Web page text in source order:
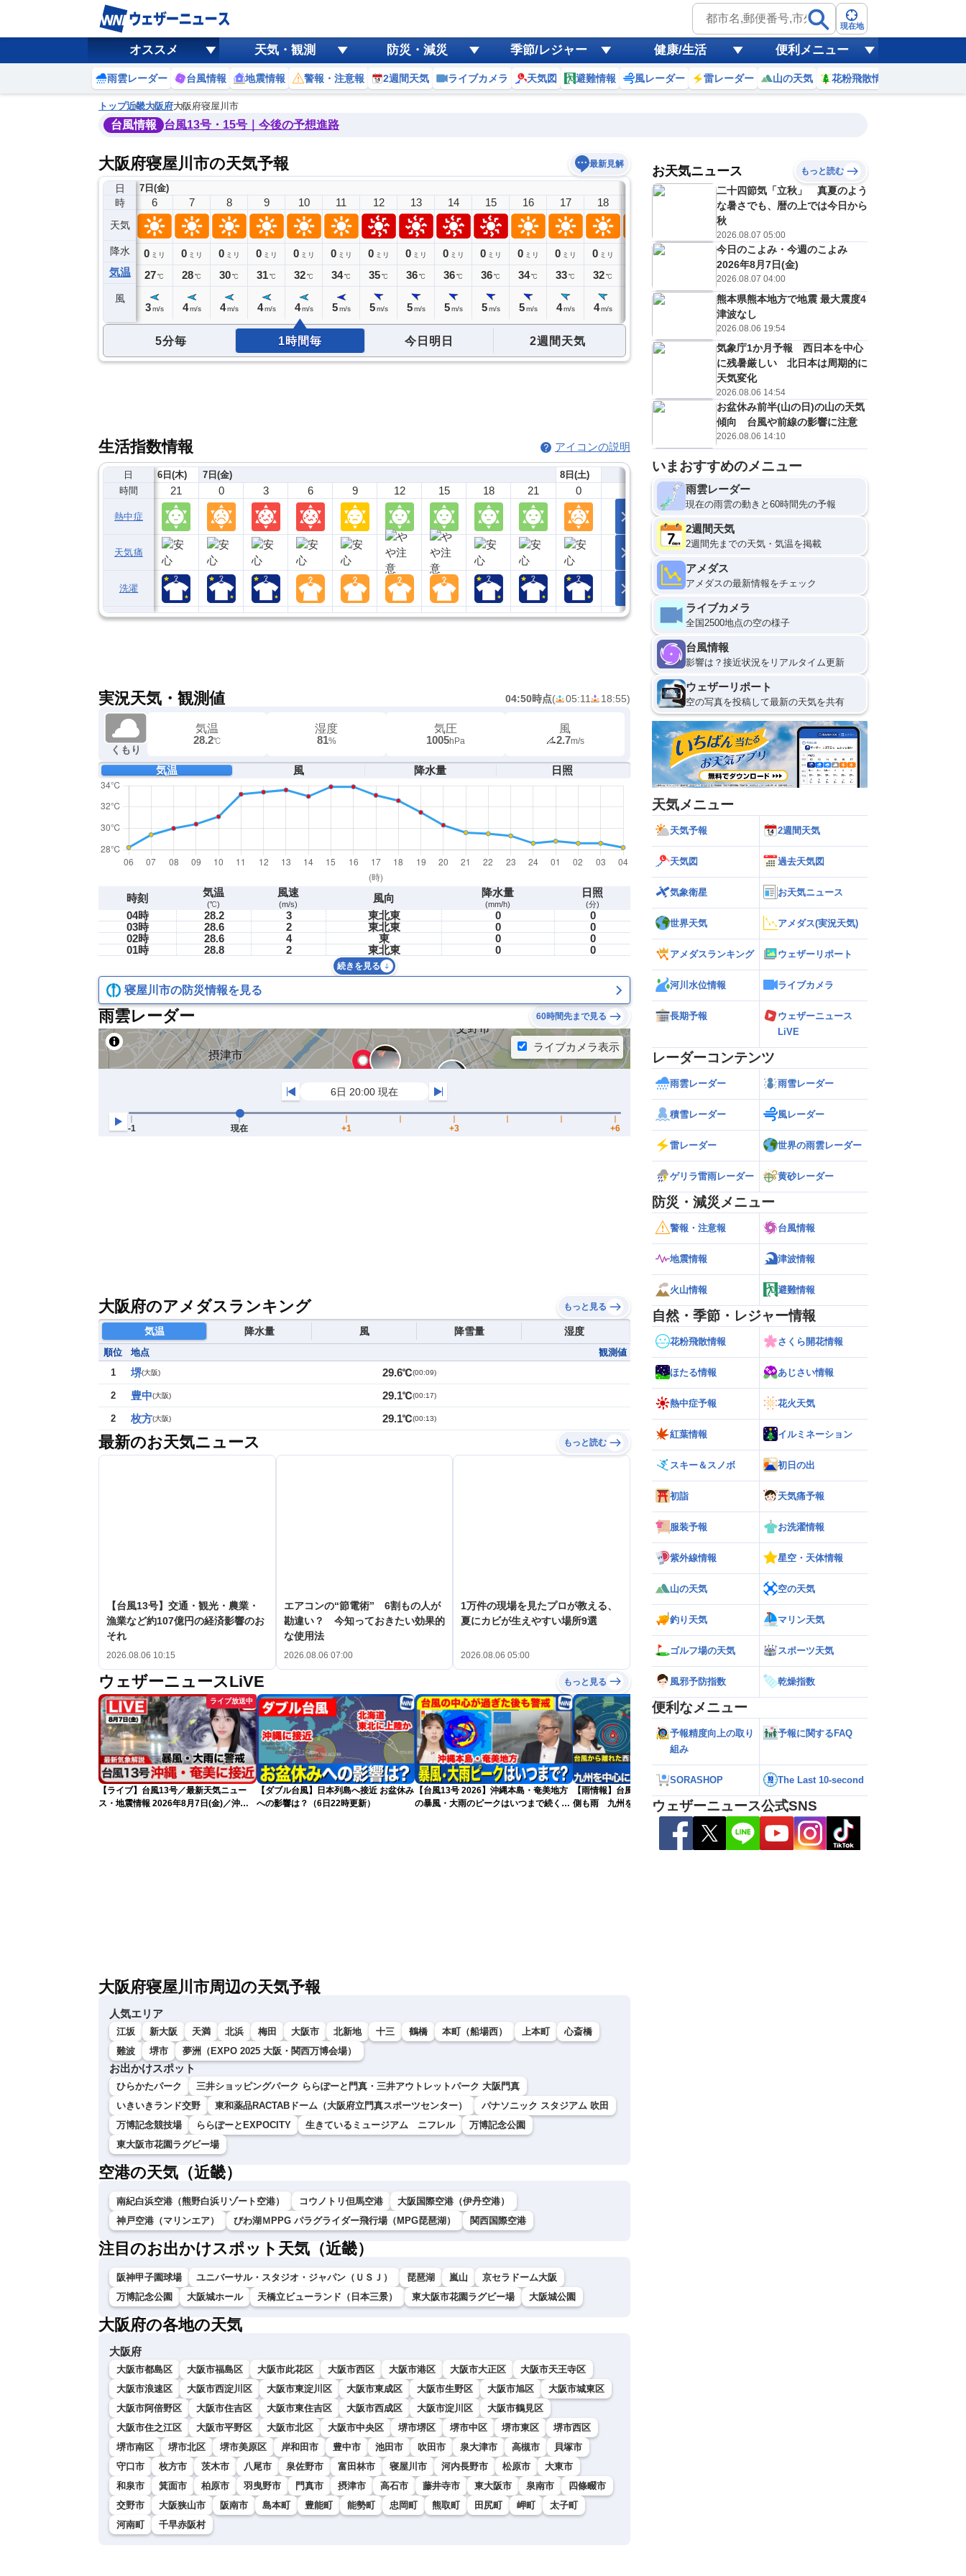
現在地
オススメ 天気・観測 防災・減災 季節/レジャー 健康/生活 便利メニュー
雨雲レーダー 台風情報 地震情報 警報・注意報 2週間天気 ライブカメラ 天気図 避難情報 風レーダー 雷レーダー 山の天気 花粉飛散情報
トップ近畿大阪府大阪府寝屋川市
台風情報 台風13号・15号｜今後の予想進路
大阪府寝屋川市の天気予報 最新見解
日
時
天気
降水
気温
風
7日(金)
5
0ミリ
27℃
6
0 ミリ
27℃
3 m/s
7
0 ミリ
28℃
4 m/s
8
0 ミリ
30℃
4 m/s
9
0 ミリ
31℃
4 m/s
10
0 ミリ
32℃
4 m/s
11
0 ミリ
34℃
5 m/s
12
0 ミリ
35℃
5 m/s
13
0 ミリ
36℃
5 m/s
14
0 ミリ
36℃
5 m/s
15
0 ミリ
36℃
5 m/s
16
0 ミリ
34℃
5 m/s
17
0 ミリ
33℃
4 m/s
18
0 ミリ
32℃
4 m/s
21
ミリ
℃
m/s
22
0 ミリ
29 ℃
3m/s
23
0 ミリ
29
2
8日(土)
0
0ミリ
2
1
2
5分毎 1時間毎 今日明日 2週間天気
生活指数情報 アイコンの説明
日
時間
熱中症
天気痛
洗濯
6日(木)
21
7日(金)
0 3 6 9 12 15 18 21
8日(土)
0
実況天気・観測値 04:50時点( 05:11 18:55)
くもり
気温
28.2℃
湿度
81%
気圧
1005hPa
風
2.7m/s
気温 風 降水量 日照
時刻 気温
(℃)
風速
(m/s) 風向 降水量
(mm/h)
日照
(分)
04時 28.2 3 東北東 0
0
03時
28.6 2 東北東 0
0
02時
28.6 4 東 0
0
01時
28.8 2 東北東 0 0
続きを見る
寝屋川市の防災情報を見る
雨雲レーダー 60時間先まで見る
大阪府のアメダスランキング もっと見る
気温 降水量 風 降雪量 湿度
順位 地点
観測値
1
堺(大阪) 29.6℃(00:09)
2 豊中(大阪) 29.1℃(00:17)
2 枚方(大阪) 29.1℃(00:13)
最新のお天気ニュース もっと読む
【台風13号】交通・観光・農業・
漁業など約107億円の経済影響のお
それ
2026.08.06 10:15
エアコンの“節電術” 6割もの人が
勘違い？ 今知っておきたい効果的
な使用法
2026.08.06 07:00
1万件の現場を見たプロが教える、
夏にカビが生えやすい場所9選
2026.08.06 05:00
ウェザーニュースLiVE もっと見る
ライブ放送中
【ライブ】台風13号／最新天気ニュー
ス・地震情報 2026年8月7日(金)／沖
【ダブル台風】日本列島へ接近 お盆休み
への影響は？（6日22時更新）
【台風13号 2026】沖縄本島・奄美地方
の暴風・大雨のピークはいつまで続く？
【雨情報】台風から離れた西日本太平洋
側も雨 九州を中心に大雨のおそれ
【熊本八代で39℃観測】被災地・熊本へ
台風による雨風の影響は？
大阪府寝屋川市周辺の天気予報
人気エリア
江坂 新大阪 天満 北浜 梅田 大阪市 北新地 十三 鶴橋 本町（船場西） 上本町
心斎橋
難波
堺市 夢洲（EXPO 2025 大阪・関西万博会場）
お出かけスポット
ひらかたパーク
三井ショッピングパーク ららぽーと門真・三井アウトレットパーク 大阪門真
いきいきランド交野
東和薬品RACTABドーム（大阪府立門真スポーツセンター）
パナソニック スタジアム 吹田
万博記念競技場
ららぽーとEXPOCITY 生きているミュージアム ニフレル
万博記念公園
東大阪市花園ラグビー場
空港の天気（近畿）
南紀白浜空港（熊野白浜リゾート空港） コウノトリ但馬空港
大阪国際空港（伊丹空港）
神戸空港（マリンエア）
びわ湖ＭPPG パラグライダー飛行場（MPG琵琶湖） 関西国際空港
注目のお出かけスポット天気（近畿）
阪神甲子園球場 ユニバーサル・スタジオ・ジャパン（ＵＳＪ） 琵琶湖 嵐山
京セラドーム大阪
万博記念公園
大阪城ホール 天橋立ビューランド（日本三景） 東大阪市花園ラグビー場 大阪城公園
大阪府の各地の天気
大阪府
大阪市都島区 大阪市福島区 大阪市此花区 大阪市西区 大阪市港区 大阪市大正区
大阪市天王寺区
大阪市浪速区
大阪市西淀川区 大阪市東淀川区 大阪市東成区 大阪市生野区 大阪市旭区
大阪市城東区
大阪市阿倍野区
大阪市住吉区 大阪市東住吉区 大阪市西成区 大阪市淀川区
大阪市鶴見区
大阪市住之江区
大阪市平野区 大阪市北区 大阪市中央区 堺市堺区 堺市中区 堺市東区
堺市西区
堺市南区
堺市北区 堺市美原区 岸和田市 豊中市 池田市 吹田市 泉大津市 高槻市
貝塚市
守口市
枚方市 茨木市 八尾市 泉佐野市 富田林市 寝屋川市 河内長野市 松原市
大東市
和泉市
箕面市 柏原市 羽曳野市 門真市 摂津市 高石市 藤井寺市 東大阪市 泉南市
四條畷市
交野市
大阪狭山市 阪南市 島本町 豊能町 能勢町 忠岡町 熊取町 田尻町 岬町
太子町
河南町
千早赤阪村
お天気ニュース もっと読む
二十四節気「立秋」 真夏のよう
な暑さでも、暦の上では今日から
秋
2026.08.07 05:00
今日のこよみ・今週のこよみ
2026年8月7日(金)
2026.08.07 04:00
熊本県熊本地方で地震 最大震度4
津波なし
2026.08.06 19:54
気象庁1か月予報 西日本を中心
に残暑厳しい 北日本は周期的に
天気変化
2026.08.06 14:54
お盆休み前半(山の日)の山の天気
傾向 台風や前線の影響に注意
2026.08.06 14:10
いまおすすめのメニュー
雨雲レーダー
現在の雨雲の動きと60時間先の予報
2週間天気
2週間先までの天気・気温を掲載
アメダス
アメダスの最新情報をチェック
ライブカメラ
全国2500地点の空の様子
台風情報
影響は？接近状況をリアルタイム更新
ウェザーリポート
空の写真を投稿して最新の天気を共有
天気メニュー
天気予報 2週間天気
天気図 過去天気図
気象衛星 お天気ニュース
世界天気 アメダス(実況天気)
アメダスランキング ウェザーリポート
河川水位情報 ライブカメラ
長期予報
ウェザーニュース
LiVE
レーダーコンテンツ
雨雲レーダー 雨雪レーダー
積雪レーダー 風レーダー
雷レーダー 世界の雨雲レーダー
ゲリラ雷雨レーダー 黄砂レーダー
防災・減災メニュー
警報・注意報 台風情報
地震情報 津波情報
火山情報 避難情報
自然・季節・レジャー情報
花粉飛散情報 さくら開花情報
ほたる情報 あじさい情報
熱中症予報 花火天気
紅葉情報 イルミネーション
スキー＆スノボ 初日の出
初詣 天気痛予報
服装予報 お洗濯情報
紫外線情報 星空・天体情報
山の天気 空の天気
釣り天気 マリン天気
ゴルフ場の天気 スポーツ天気
風邪予防指数 乾燥指数
便利なメニュー
予報精度向上の取り
組み
予報に関するFAQ
SORASHOP The Last 10-second
ウェザーニュース公式SNS